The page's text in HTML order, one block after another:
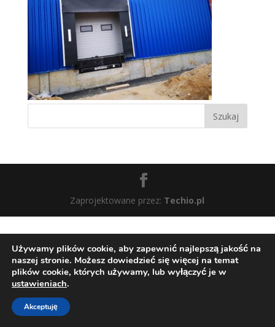
Zaprojektowane przez: Techio.pl
Używamy plików cookie, aby zapewnić najlepszą jakość na
naszej stronie. Możesz dowiedzieć się więcej na temat
plików cookie, których używamy, lub wyłączyć je w
ustawieniach.
Akceptuję